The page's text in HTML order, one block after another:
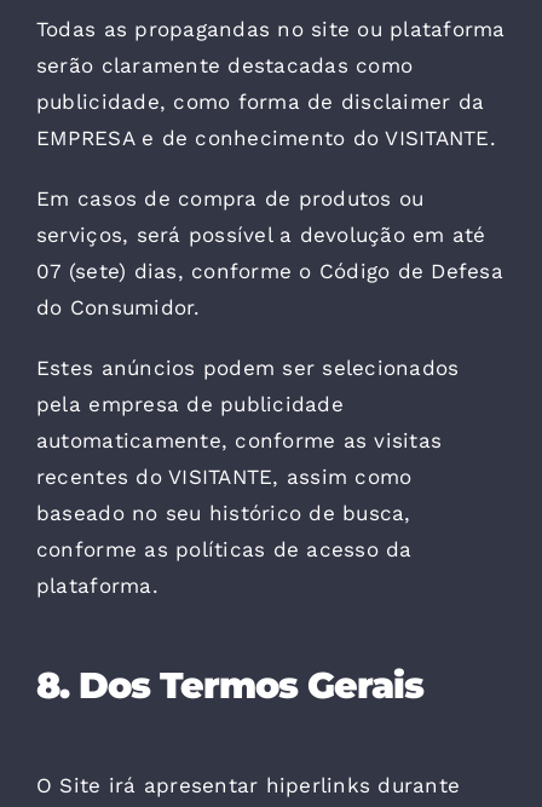
Todas as propagandas no site ou plataforma
serão claramente destacadas como
publicidade, como forma de disclaimer da
EMPRESA e de conhecimento do VISITANTE.
Em casos de compra de produtos ou
serviços, será possível a devolução em até
07 (sete) dias, conforme o Código de Defesa
do Consumidor.
Estes anúncios podem ser selecionados
pela empresa de publicidade
automaticamente, conforme as visitas
recentes do VISITANTE, assim como
baseado no seu histórico de busca,
conforme as políticas de acesso da
plataforma.
8. Dos Termos Gerais
O Site irá apresentar hiperlinks durante